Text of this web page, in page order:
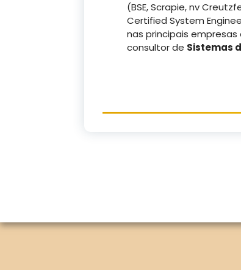
(BSE, Scrapie, nv
Certified System
nas principais empresas
consultor de Sistemas